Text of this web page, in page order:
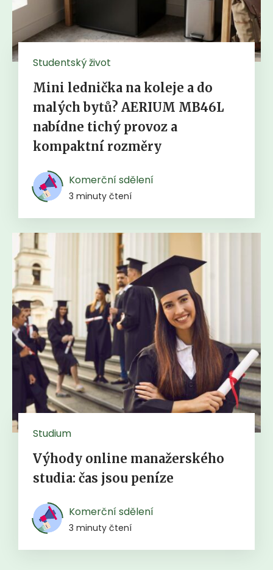
Studentský život
Mini lednička na koleje a do
malých bytů? AERIUM MB46L
nabídne tichý provoz a
kompaktní rozměry
Komerční sdělení
3 minuty čtení
Studium
Výhody online manažerského
studia: čas jsou peníze
Komerční sdělení
3 minuty čtení